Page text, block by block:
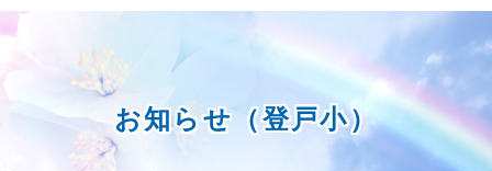
お知らせ（登戸小）